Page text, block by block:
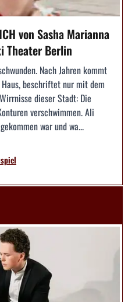
von Sasha Marianna
Theater Berlin
Nach Jahren kommt
beschriftet nur mit dem
dieser Stadt: Die
verschwimmen. Ali
war und wa...